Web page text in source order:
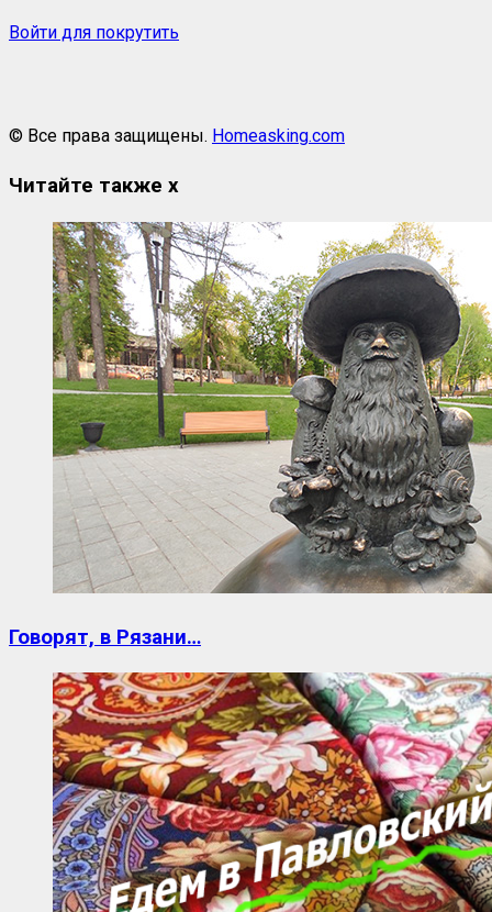
Войти для покрутить
© Все права защищены. Homeasking.com
Читайте также x
Говорят, в Рязани…